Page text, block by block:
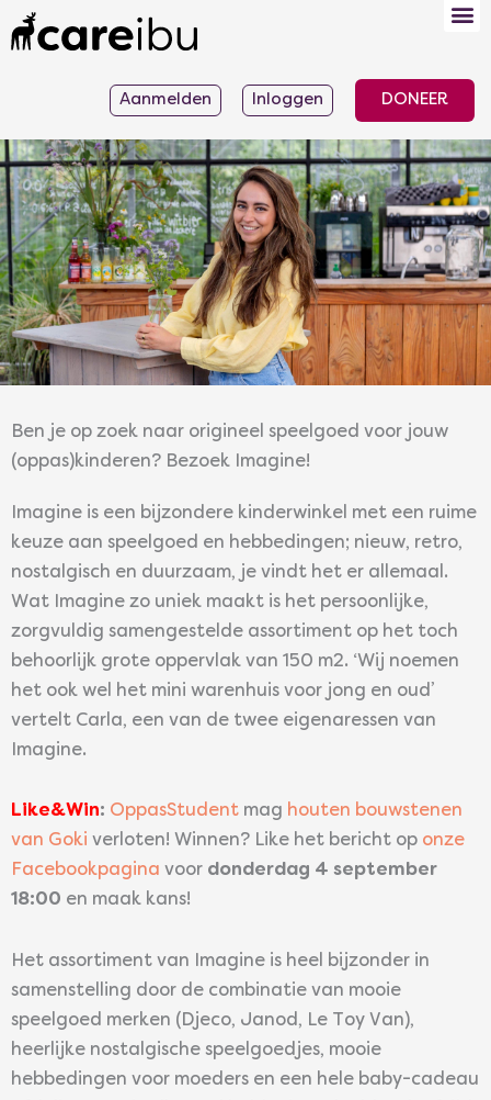
naar
Aanmelden Inloggen DONEER
Ben je op zoek naar origineel speelgoed voor jouw
(oppas)kinderen? Bezoek Imagine!
Imagine is een bijzondere kinderwinkel met een ruime
keuze aan speelgoed en hebbedingen; nieuw, retro,
nostalgisch en duurzaam, je vindt het er allemaal.
Wat Imagine zo uniek maakt is het persoonlijke,
zorgvuldig samengestelde assortiment op het toch
behoorlijk grote oppervlak van 150 m2. ‘Wij noemen
het ook wel het mini warenhuis voor jong en oud’
vertelt Carla, een van de twee eigenaressen van
Imagine.
Like&Win: OppasStudent mag houten bouwstenen
van Goki verloten! Winnen? Like het bericht op onze
Facebookpagina voor donderdag 4 september
18:00 en maak kans!
Het assortiment van Imagine is heel bijzonder in
samenstelling door de combinatie van mooie
speelgoed merken (Djeco, Janod, Le Toy Van),
heerlijke nostalgische speelgoedjes, mooie
hebbedingen voor moeders en een hele baby-cadeau